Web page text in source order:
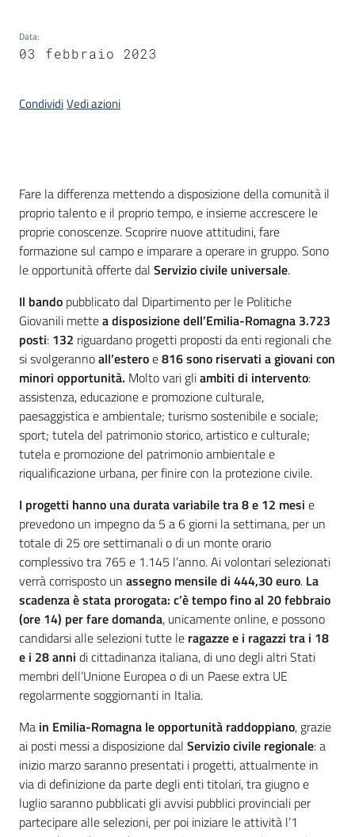
Data:
03 febbraio 2023
CondividiVedi azioni
Introduzione
Fare la differenza mettendo a disposizione della comunità il
proprio talento e il proprio tempo, e insieme accrescere le
proprie conoscenze. Scoprire nuove attitudini, fare
formazione sul campo e imparare a operare in gruppo. Sono
le opportunità offerte dal Servizio civile universale.
Il bando pubblicato dal Dipartimento per le Politiche
Giovanili mettea disposizione dell’Emilia-Romagna 3.723
posti: 132 riguardano progetti proposti da enti regionali che
si svolgerannoall’esteroe816 sono riservati a giovani con
minori opportunità. Molto vari gliambiti di intervento:
assistenza, educazione e promozione culturale,
paesaggistica e ambientale; turismo sostenibile e sociale;
sport; tutela del patrimonio storico, artistico e culturale;
tutela e promozione del patrimonio ambientale e
riqualificazione urbana, per finire con la protezione civile.
I progetti hanno una durata variabile tra 8 e 12 mesi e
prevedono un impegno da 5 a 6 giorni la settimana, per un
totale di 25 ore settimanali o di un monte orario
complessivo tra 765 e 1.145 l’anno. Ai volontari selezionati
verrà corrisposto un assegno mensile di 444,30 euro. La
scadenza è stata prorogata: c’è tempo fino al 20 febbraio
(ore 14) per fare domanda, unicamente online, e possono
candidarsi alle selezioni tutte le ragazze e i ragazzi tra i 18
e i 28 anni di cittadinanza italiana, di uno degli altri Stati
membri dell’Unione Europea o di un Paese extra UE
regolarmente soggiornanti in Italia.
Ma in Emilia-Romagna le opportunità raddoppiano, grazie
ai posti messi a disposizione dal Servizio civile regionale: a
inizio marzo saranno presentati i progetti, attualmente in
via di definizione da parte degli enti titolari, tra giugno e
luglio saranno pubblicati gli avvisi pubblici provinciali per
partecipare alle selezioni, per poi iniziare le attività l’1